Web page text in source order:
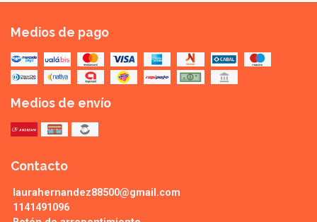
Medios de pago
Medios de envío
Contacto
laurahernandez88500@gmail.com
1141491096